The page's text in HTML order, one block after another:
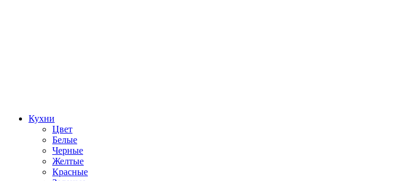
Кухни
Цвет
Белые
Черные
Желтые
Красные